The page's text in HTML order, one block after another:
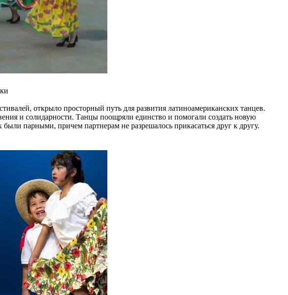
открыло просторный путь для развития латиноамериканских танцев.
и солидарности. Танцы поощряли единство и помогали создать новую
парными, причем партнерам не разрешалось прикасаться друг к другу.